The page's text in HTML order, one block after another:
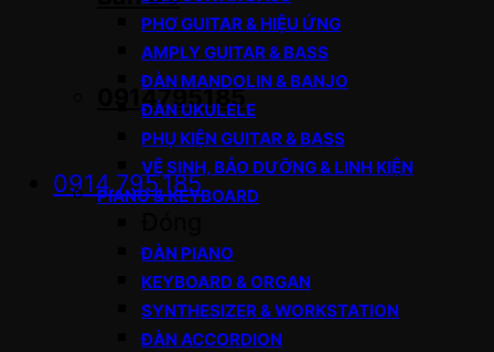
0914795185
0914.795.185
PHƠ GUITAR & HIỆU ỨNG
AMPLY GUITAR & BASS
ĐÀN MANDOLIN & BANJO
ĐÀN UKULELE
PHỤ KIỆN GUITAR & BASS
VỆ SINH, BẢO DƯỠNG & LINH KIỆN
PIANO & KEYBOARD
ĐÀN PIANO
KEYBOARD & ORGAN
SYNTHESIZER & WORKSTATION
ĐÀN ACCORDION